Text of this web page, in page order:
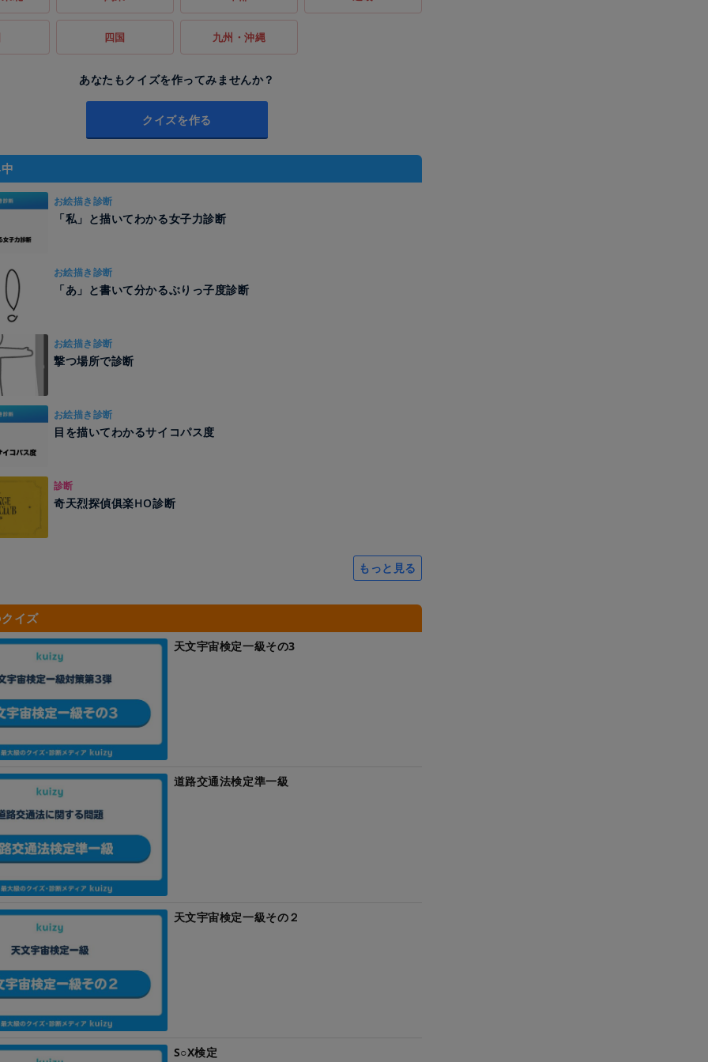
四国 九州・沖縄
あなたもクイズを作ってみませんか？
クイズを作る
お絵描き診断
「私」と描いてわかる女子力診断
お絵描き診断
「あ」と書いて分かるぶりっ子度診断
お絵描き診断
撃つ場所で診断
お絵描き診断
目を描いてわかるサイコパス度
診断
奇天烈探偵俱楽HO診断
もっと見る
イズ
天文宇宙検定一級その3
道路交通法検定準一級
天文宇宙検定一級その２
S○X検定